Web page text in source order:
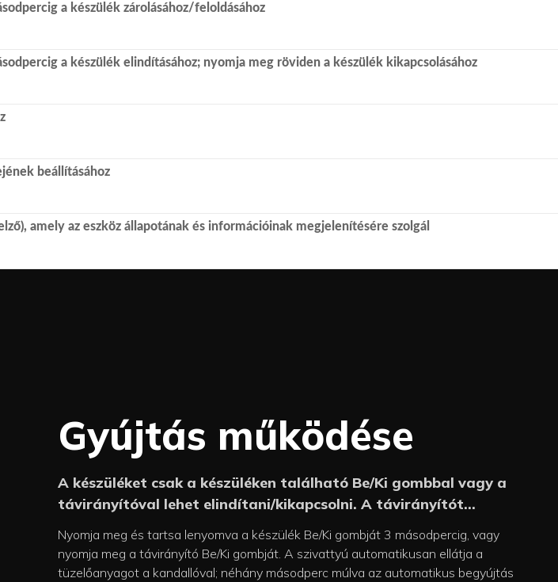
a készülék zárolásához/feloldásához
a készülék elindításához; nyomja meg röviden a készülék kikapcsolásához
beállításához
amely az eszköz állapotának és információinak megjelenítésére szolgál
Gyújtás működése
A készüléket csak a készüléken található Be/Ki gombbal vagy a
távirányítóval lehet elindítani/kikapcsolni. A távirányítót
gyermekektől elzárva kell tartani.
Nyomja meg és tartsa lenyomva a készülék Be/Ki gombját 3 másodpercig, vagy
nyomja meg a távirányító Be/Ki gombját. A szivattyú automatikusan ellátja a
tüzelőanyagot a kandallóval; néhány másodperc múlva az automatikus begyújtás